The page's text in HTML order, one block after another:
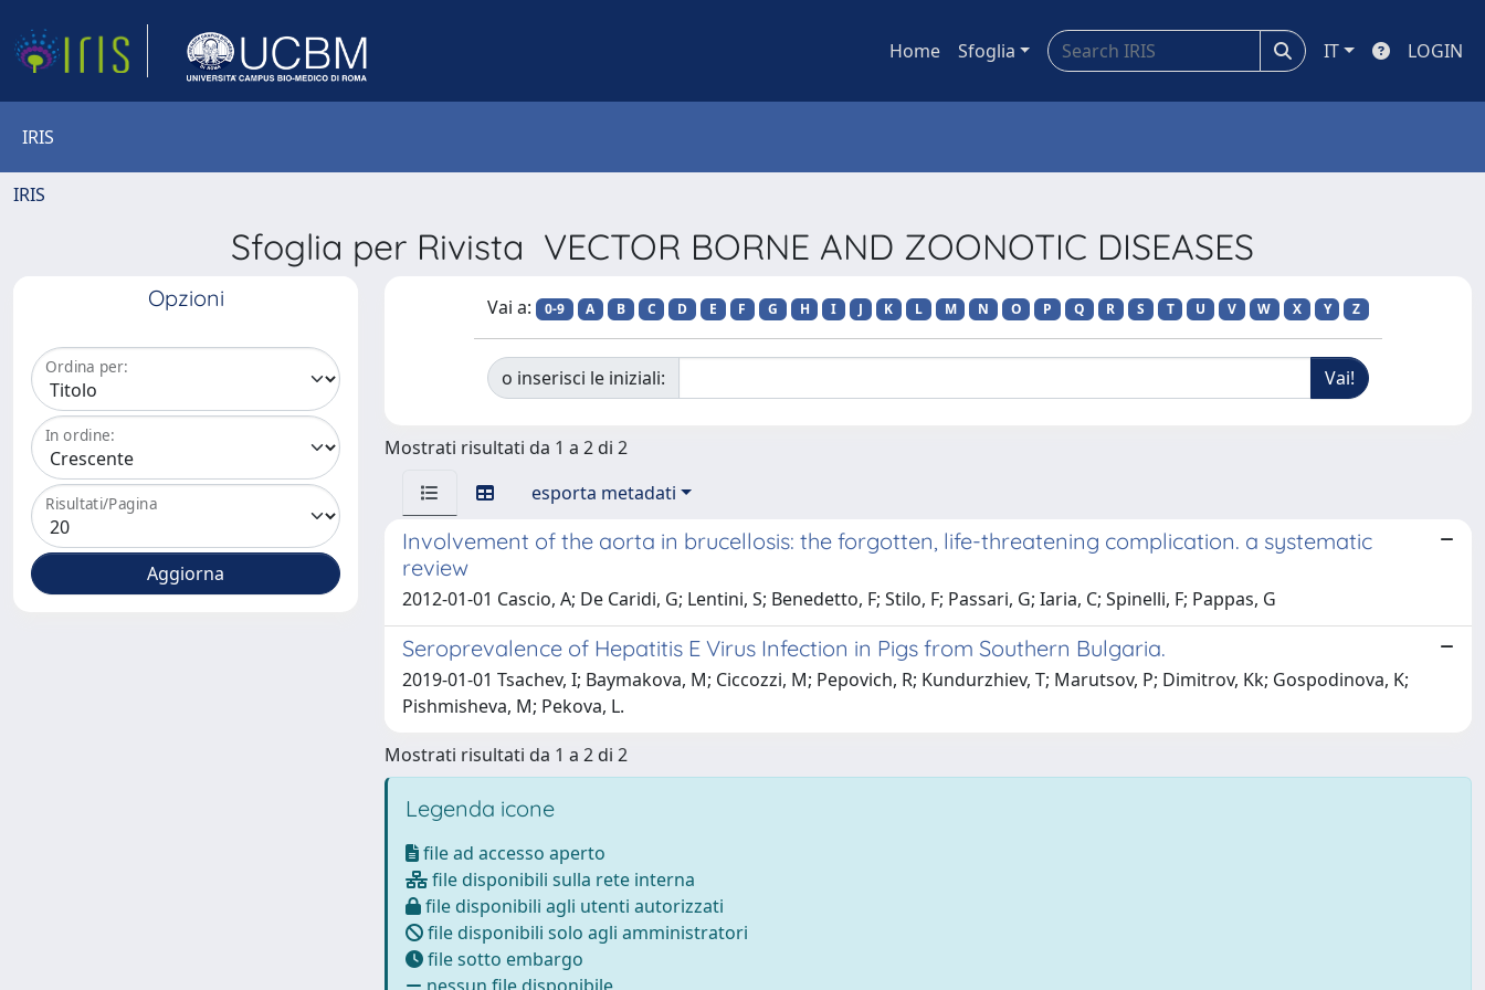
Home Sfoglia IT LOGIN
IRIS
IRIS
Sfoglia per Rivista VECTOR BORNE AND ZOONOTIC DISEASES
Opzioni
Ordina per:
In ordine:
Risultati/Pagina
Vai a: 0-9 A B C D E F G H I J K L M N O P Q R S T U V W X Y Z
o inserisci le iniziali:
Mostrati risultati da 1 a 2 di 2
esporta metadati
Involvement of the aorta in brucellosis: the forgotten, life-threatening complication. a systematic
review
2012-01-01 Cascio, A; De Caridi, G; Lentini, S; Benedetto, F; Stilo, F; Passari, G; Iaria, C; Spinelli, F; Pappas, G
Seroprevalence of Hepatitis E Virus Infection in Pigs from Southern Bulgaria.
2019-01-01 Tsachev, I; Baymakova, M; Ciccozzi, M; Pepovich, R; Kundurzhiev, T; Marutsov, P; Dimitrov, Kk; Gospodinova, K;
Pishmisheva, M; Pekova, L.
Mostrati risultati da 1 a 2 di 2
Legenda icone
file ad accesso aperto
file disponibili sulla rete interna
file disponibili agli utenti autorizzati
file disponibili solo agli amministratori
file sotto embargo